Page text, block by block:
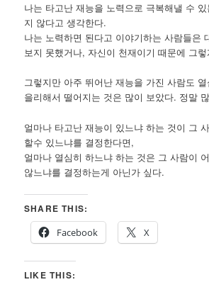
나는 타고난 재능을 노력으로 극복해낼 수
지 않다고 생각한다.
나는 노력하면 된다고 이야기하는 사람들은
보지 못했거나, 자신이 천재이기 때문에 그
그렇지만 아주 뛰어난 재능을 가진 사람도
을리해서 떨어지는 것은 많이 보았다. 정말
얼마나 타고난 재능이 있느냐 하는 것이 그
할수 있느냐를 결정한다면,
얼마나 열심히 하느냐 하는 것은 그 사람이
않느냐를 결정하는게 아닌가 싶다.
SHARE THIS:
Facebook
X
LIKE THIS: